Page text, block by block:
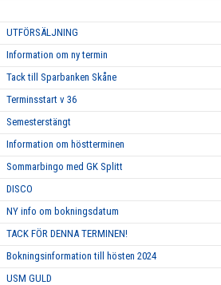
UTFÖRSÄLJNING
Information om ny termin
Tack till Sparbanken Skåne
Terminsstart v 36
Semesterstängt
Information om höstterminen
Sommarbingo med GK Splitt
DISCO
NY info om bokningsdatum
TACK FÖR DENNA TERMINEN!
Bokningsinformation till hösten 2024
USM GULD